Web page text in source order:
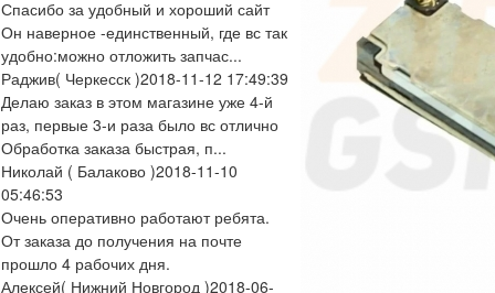
Спасибо за удобный и хороший сайт
Он наверное -единственный, где вс так
удобно:можно отложить запчас...
Раджив( Черкесск )2018-11-12 17:49:39
Делаю заказ в этом магазине уже 4-й
раз, первые 3-и раза было вс отлично
Обработка заказа быстрая, п...
Николай ( Балаково )2018-11-10
05:46:53
Очень оперативно работают ребята.
От заказа до получения на почте
прошло 4 рабочих дня.
Алексей( Нижний Новгород )2018-06-